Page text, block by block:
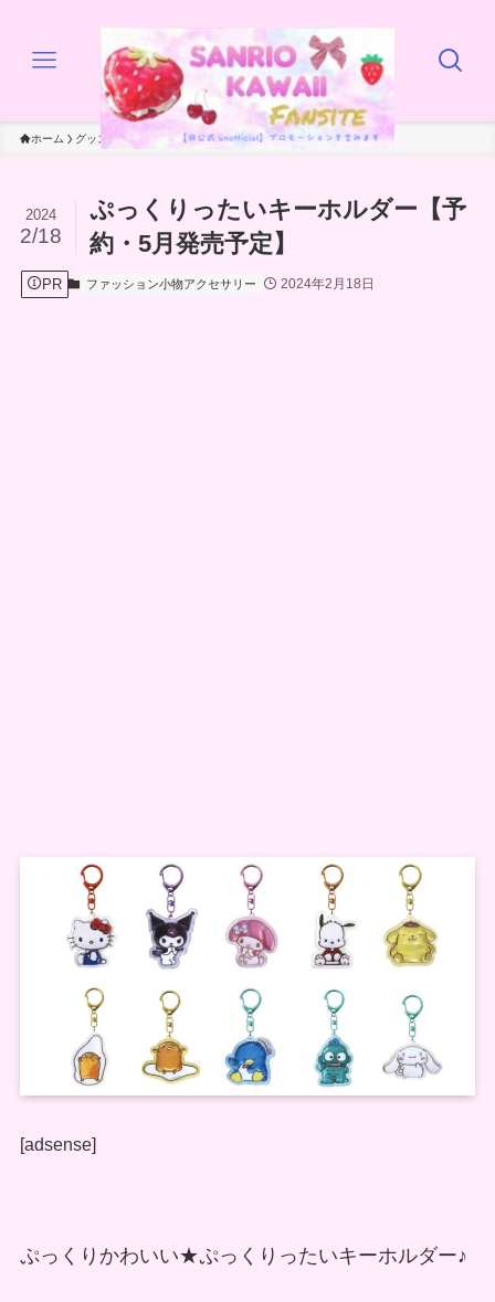
ホーム グッズ ファッション小物アクセサリー
ぷっくりったいキーホルダー【予
約・5月発売予定】
2024
2/18
PR ファッション小物アクセサリー 2024年2月18日
[adsense]
ぷっくりかわいい★ぷっくりったいキーホルダー♪